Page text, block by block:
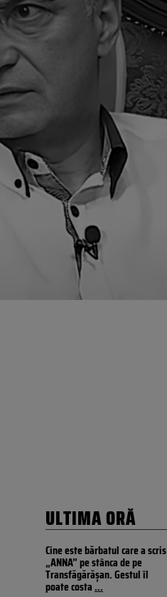
ULTIMA ORĂ
Cine este bărbatul care a scris
„ANNA” pe stânca de pe
Transfăgărășan. Gestul îl
poate costa...